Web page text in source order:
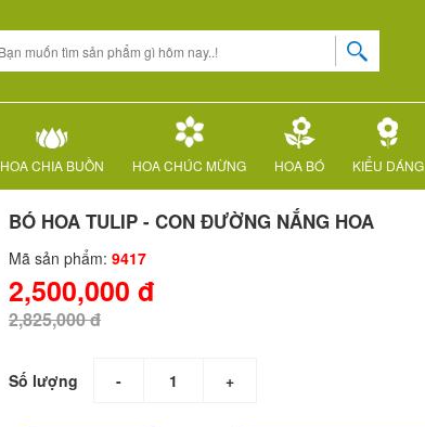
HOA CHIA BUỒN HOA CHÚC MỪNG HOA BÓ KIỂU DÁNG
BÓ HOA TULIP - CON ĐƯỜNG NẮNG HOA
Mã sản phẩm: 9417
2,500,000 đ
2,825,000 đ
Số lượng - +